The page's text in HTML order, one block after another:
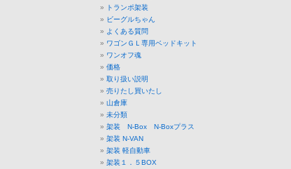
トランポ架装
ビーグルちゃん
よくある質問
ワゴンＧＬ専用ベッドキット
ワンオフ魂
価格
取り扱い説明
売りたし買いたし
山倉庫
未分類
架装 N-Box N-Boxプラス
架装 N-VAN
架装 軽自動車
架装１．５BOX